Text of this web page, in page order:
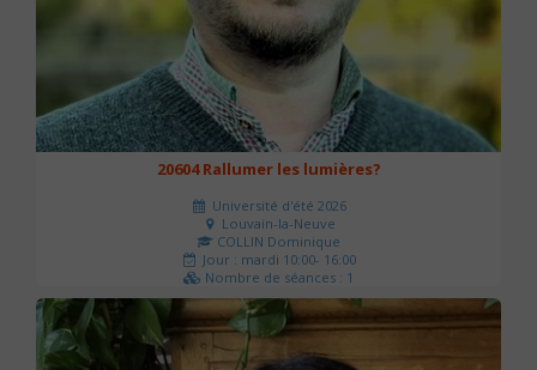
20604 Rallumer les lumières?
Université d'été 2026
Louvain-la-Neuve
COLLIN Dominique
Jour : mardi 10:00- 16:00
Nombre de séances : 1
60 €